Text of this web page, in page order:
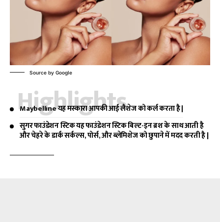
Source by Google
Highlights
Maybelline यह मस्कारा आपकी आई लैशेज को कर्ल करता है |
सुगर फाउंडेशन स्टिक यह फाउंडेशन स्टिक बिल्ट-इन ब्रश के साथ आती है
और चेहरे के डार्क सर्कल्स, पोर्स, और ब्लेमिशेज को छुपाने में मदद करती है |